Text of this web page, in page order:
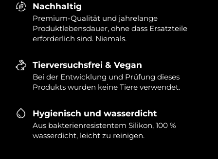
Nachhaltig
Premium-Qualität und jahrelange
Produktlebensdauer, ohne dass Ersatzteile
erforderlich sind. Niemals.
Tierversuchsfrei & Vegan
Bei der Entwicklung und Prüfung dieses
Produkts wurden keine Tiere verwendet.
Hygienisch und wasserdicht
Aus bakterienresistentem Silikon, 100 %
wasserdicht, leicht zu reinigen.